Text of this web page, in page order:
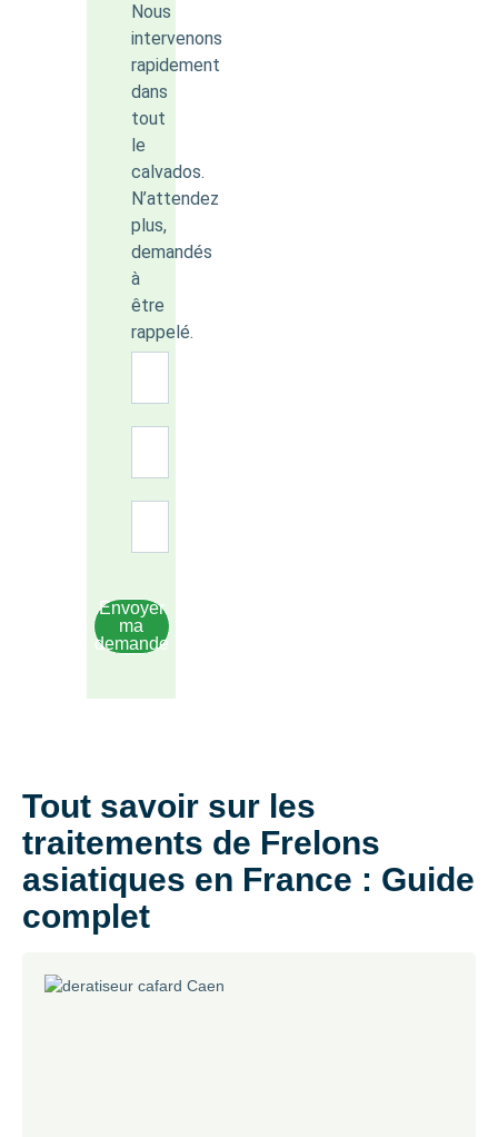
Nous
intervenons
rapidement
dans
tout
le
calvados.
N’attendez
plus,
demandés
à
être
rappelé.
Envoyer
ma
demande
Tout savoir sur les
traitements de Frelons
asiatiques en France : Guide
complet